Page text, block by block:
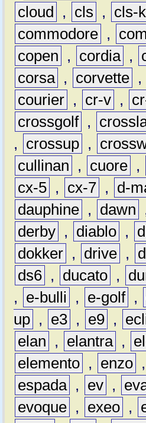
cloud
, cls , cls-
commodore ,
copen
, cordia ,
corsa
, corvette ,
courier , cr-v ,
crossgolf ,
,
crossup ,
cullinan
, cuore ,
cx-5 , cx-7 , d-
dauphine , dawn
derby , diablo ,
dokker , drive ,
ds6 , ducato ,
,
e-bulli , e-golf ,
up , e3 , e9 ,
elan
, elantra ,
elemento , enzo ,
espada
, ev ,
evoque , exeo ,